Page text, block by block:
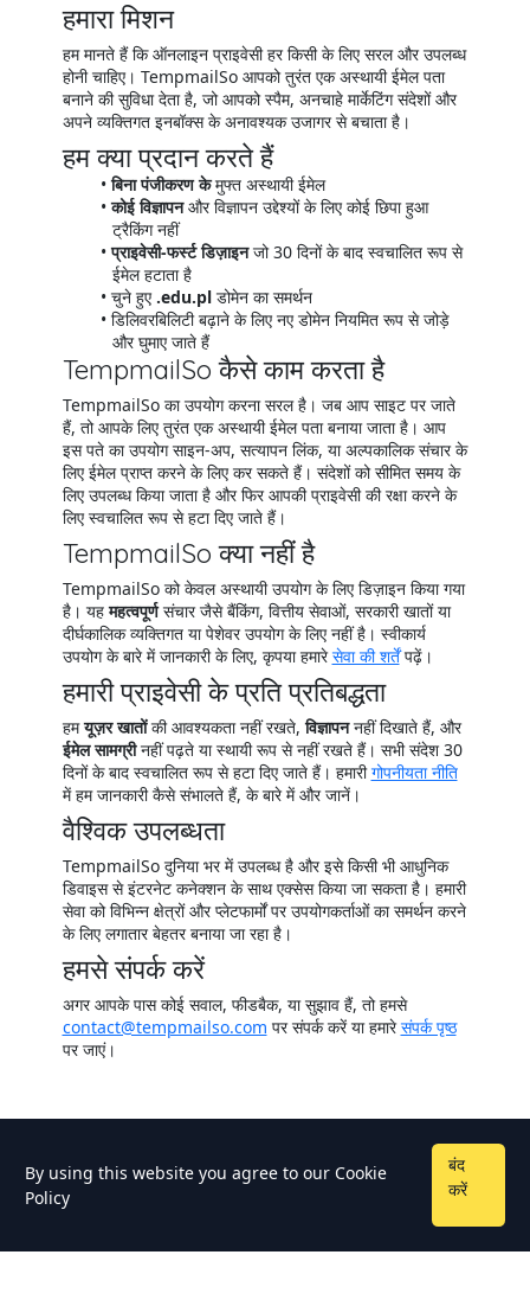
हमारा मिशन
हम मानते हैं कि ऑनलाइन प्राइवेसी हर किसी के लिए सरल और उपलब्ध
होनी चाहिए। TempmailSo आपको तुरंत एक अस्थायी ईमेल पता
बनाने की सुविधा देता है, जो आपको स्पैम, अनचाहे मार्केटिंग संदेशों और
अपने व्यक्तिगत इनबॉक्स के अनावश्यक उजागर से बचाता है।
हम क्या प्रदान करते हैं
बिना पंजीकरण केमुफ्त अस्थायी ईमेल
कोई विज्ञापनऔर विज्ञापन उद्देश्यों के लिए कोई छिपा हुआ
ट्रैकिंग नहीं
प्राइवेसी-फर्स्ट डिज़ाइनजो 30 दिनों के बाद स्वचालित रूप से
ईमेल हटाता है
चुने हुए .edu.pl डोमेन का समर्थन
डिलिवरबिलिटी बढ़ाने के लिए नए डोमेन नियमित रूप से जोड़े
और घुमाए जाते हैं
TempmailSo कैसे काम करता है
TempmailSo का उपयोग करना सरल है। जब आप साइट पर जाते
हैं, तो आपके लिए तुरंत एक अस्थायी ईमेल पता बनाया जाता है। आप
इस पते का उपयोग साइन-अप, सत्यापन लिंक, या अल्पकालिक संचार के
लिए ईमेल प्राप्त करने के लिए कर सकते हैं। संदेशों को सीमित समय के
लिए उपलब्ध किया जाता है और फिर आपकी प्राइवेसी की रक्षा करने के
लिए स्वचालित रूप से हटा दिए जाते हैं।
TempmailSo क्या नहीं है
TempmailSo को केवल अस्थायी उपयोग के लिए डिज़ाइन किया गया
है। यहमहत्वपूर्णसंचार जैसे बैंकिंग, वित्तीय सेवाओं, सरकारी खातों या
दीर्घकालिक व्यक्तिगत या पेशेवर उपयोग के लिए नहीं है। स्वीकार्य
उपयोग के बारे में जानकारी के लिए, कृपया हमारेसेवा की शर्तेंपढ़ें।
हमारी प्राइवेसी के प्रति प्रतिबद्धता
हमयूज़र खातोंकी आवश्यकता नहीं रखते,विज्ञापननहीं दिखाते हैं, और
ईमेल सामग्रीनहीं पढ़ते या स्थायी रूप से नहीं रखते हैं। सभी संदेश 30
दिनों के बाद स्वचालित रूप से हटा दिए जाते हैं। हमारीगोपनीयता नीति
में हम जानकारी कैसे संभालते हैं, के बारे में और जानें।
वैश्विक उपलब्धता
TempmailSo दुनिया भर में उपलब्ध है और इसे किसी भी आधुनिक
डिवाइस से इंटरनेट कनेक्शन के साथ एक्सेस किया जा सकता है। हमारी
सेवा को विभिन्न क्षेत्रों और प्लेटफार्मों पर उपयोगकर्ताओं का समर्थन करने
के लिए लगातार बेहतर बनाया जा रहा है।
हमसे संपर्क करें
अगर आपके पास कोई सवाल, फीडबैक, या सुझाव हैं, तो हमसे
contact@tempmailso.com पर संपर्क करें या हमारेसंपर्क पृष्ठ
पर जाएं।
By using this website you agree to our Cookie
Policy
बंद
करें